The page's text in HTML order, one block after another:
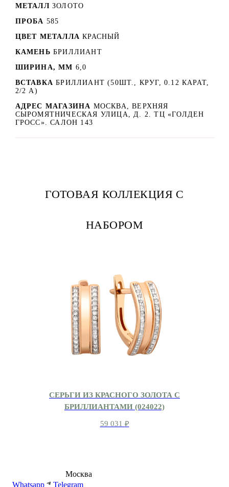
МЕТАЛЛ ЗОЛОТО
ПРОБА 585
ЦВЕТ МЕТАЛЛА КРАСНЫЙ
КАМЕНЬ БРИЛЛИАНТ
ШИРИНА, ММ 6,0
ВСТАВКА БРИЛЛИАНТ (50ШТ., КРУГ, 0.12 КАРАТ,
2/2 А)
АДРЕС МАГАЗИНА МОСКВА, ВЕРХНЯЯ
СЫРОМЯТНИЧЕСКАЯ УЛИЦА, Д. 2. ТЦ «ГОЛДЕН
ГРОСС». САЛОН 143
ГОТОВАЯ КОЛЛЕКЦИЯ С
НАБОРОМ
СЕРЬГИ ИЗ КРАСНОГО ЗОЛОТА С
БРИЛЛИАНТАМИ (024022)
59 031 ₽
Москва
Whatsapp
Telegram